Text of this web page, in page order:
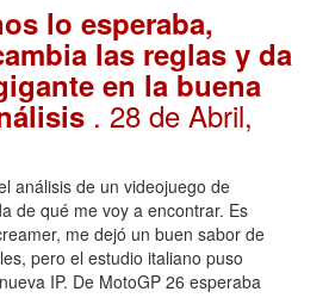
lo esperaba,
las reglas y da
en la buena
. 28 de Abril,
análisis de un videojuego de
de qué me voy a encontrar. Es
me dejó un buen sabor de
pero el estudio italiano puso
IP. De MotoGP 26 esperaba